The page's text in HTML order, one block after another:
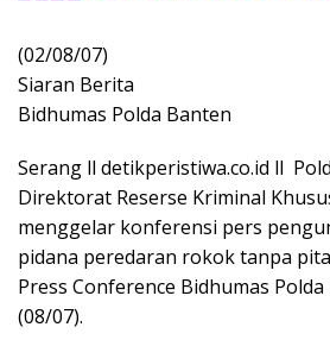
(02/08/07)
Siaran Berita
Bidhumas Polda Banten
Serang ll detikperistiwa.co.id ll
Direktorat Reserse Kriminal
menggelar konferensi pers
pidana peredaran rokok tanpa
Press Conference Bidhumas
(08/07).